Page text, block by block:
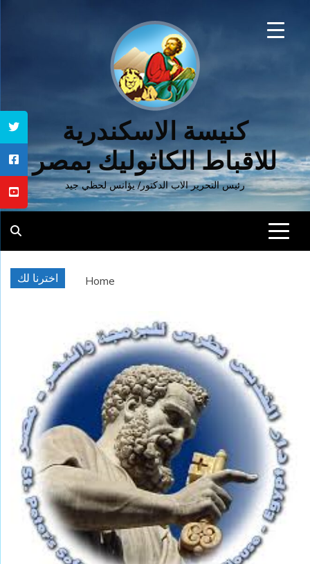
كنيسة الاسكندرية
للاقباط الكاثوليك بمصر
رئيس التحرير الاب الدكتور/ يؤانس لحظي جيد
اخترنا لك Home